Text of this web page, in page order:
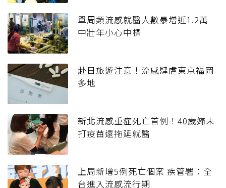
單周類流感就醫人數暴增近1.2萬
中壯年小心中標
赴日旅遊注意！流感肆虐東京福岡
多地
新北流感重症死亡首例！40歲婦未
打疫苗還拖延就醫
上周新增5例死亡個案 疾管署：全
台進入流感流行期